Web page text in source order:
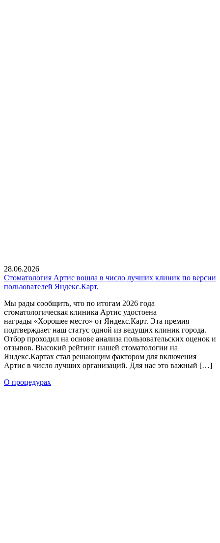
28.06.2026
Стоматология Артис вошла в число лучших клиник по версии
пользователей Яндекс.Карт.
Мы рады сообщить, что по итогам 2026 года
стоматологическая клиника Артис удостоена
награды «Хорошее место» от Яндекс.Карт. Эта премия
подтверждает наш статус одной из ведущих клиник города.
Отбор проходил на основе анализа пользовательских оценок и
отзывов. Высокий рейтинг нашей стоматологии на
Яндекс.Картах стал решающим фактором для включения
Артис в число лучших организаций. Для нас это важный […]
О процедурах